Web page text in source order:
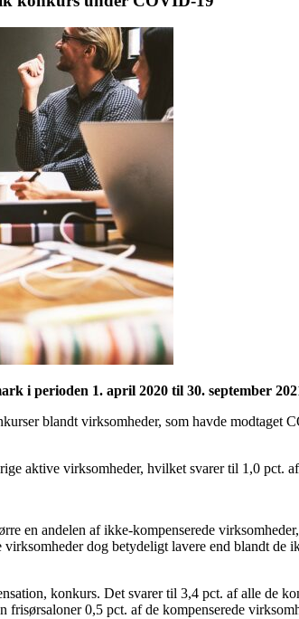
i perioden 1. april 2020 til 30. september
blandt virksomheder, som havde modtaget
aktive virksomheder, hvilket svarer til 1,0 pct.
en andelen af ikke-kompenserede
dog betydeligt lavere end blandt
konkurs. Det svarer til 3,4 pct. af alle de
0,5 pct. af de kompenserede